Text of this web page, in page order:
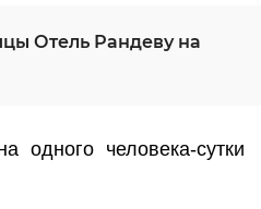
Отель Рандеву на
одного человека-сутки